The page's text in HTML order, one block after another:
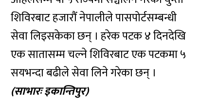
शिविरबाट हजारौं नेपालीले पासपोर्टसम्बन्धी
सेवा लिइसकेका छन् । हरेक पटक ४ दिनदेखि
एक सातासम्म चल्ने शिविरबाट एक पटकमा ५
सयभन्दा बढीले सेवा लिने गरेका छन् ।
(साभारः इकान्तिपुर)